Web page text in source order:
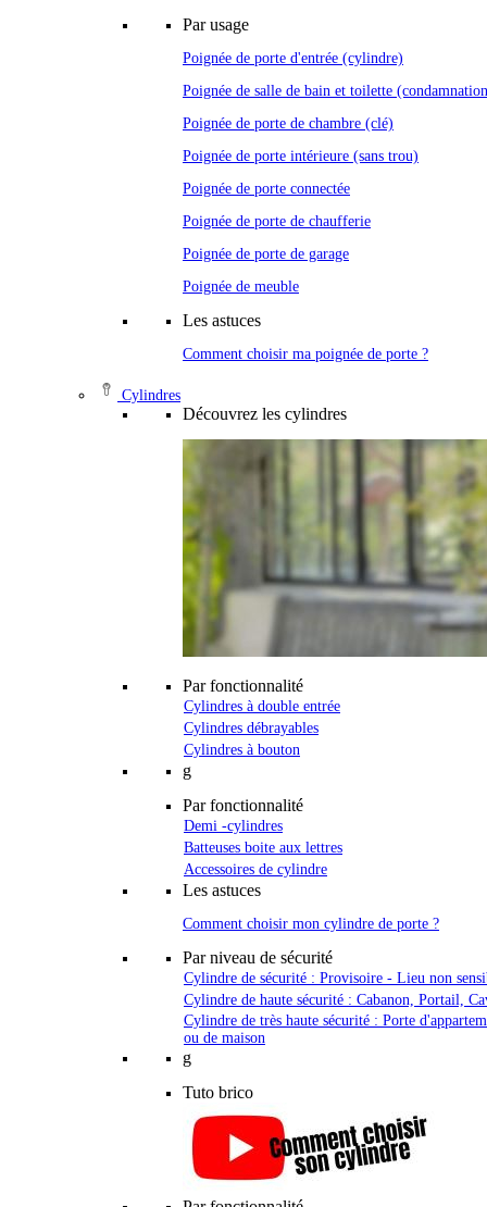
Par usage
Poignée de porte d'entrée (cylindre)
Poignée de salle de bain et toilette
Poignée de porte de chambre (clé)
Poignée de porte intérieure (sans trou)
Poignée de porte connectée
Poignée de porte de chaufferie
Poignée de porte de garage
Poignée de meuble
Les astuces
Comment choisir ma poignée de porte ?
Cylindres
Découvrez les cylindres
Par fonctionnalité
Cylindres à double entrée
Cylindres débrayables
Cylindres à bouton
g
Par fonctionnalité
Demi -cylindres
Batteuses boite aux lettres
Accessoires de cylindre
Les astuces
Comment choisir mon cylindre de porte ?
Par niveau de sécurité
Cylindre de sécurité : Provisoire - Lieu non
Cylindre de haute sécurité : Cabanon, Portail,
Cylindre de très haute sécurité : Porte
ou de maison
g
Tuto brico